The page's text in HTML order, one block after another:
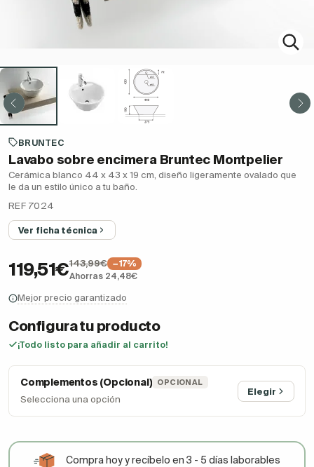
BRUNTEC
Lavabo sobre encimera Bruntec Montpelier
Cerámica blanco 44 x 43 x 19 cm, diseño ligeramente ovalado que
le da un estilo único a tu baño.
REF 7024
Ver ficha técnica
119,51€143,99€
−17%
Ahorras 24,48€
Mejor precio garantizado
Configura tu producto
¡Todo listo para añadir al carrito!
Complementos (Opcional) OPCIONAL
Selecciona una opción
Elegir
Compra hoy y recíbelo en 3 - 5 días laborables